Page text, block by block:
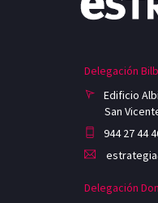
Delegación
Edificio
San
944 27 44
Delegación